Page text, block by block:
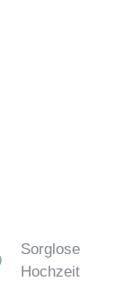
Sorglose
Hochzeit